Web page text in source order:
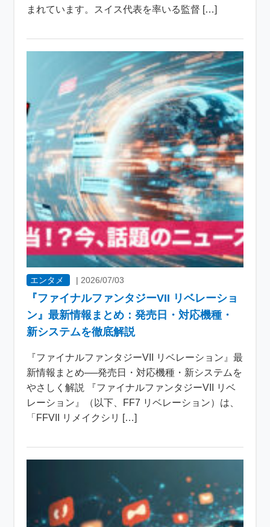
まれています。スイス代表を率いる監督 […]
エンタメ |2026/07/03
『ファイナルファンタジーVII リベレーショ
ン』最新情報まとめ：発売日・対応機種・
新システムを徹底解説
『ファイナルファンタジーVII リベレーション』最
新情報まとめ──発売日・対応機種・新システムを
やさしく解説 『ファイナルファンタジーVII リベ
レーション』（以下、FF7 リベレーション）は、
「FFVII リメイクシリ […]